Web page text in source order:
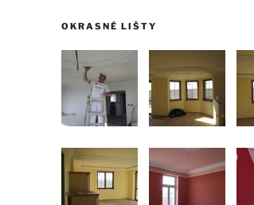
OKRASNÉ LIŠTY